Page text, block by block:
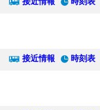
接近情報 時刻表